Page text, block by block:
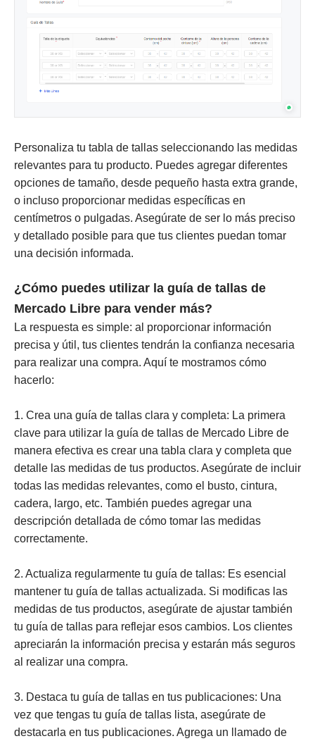
Personaliza tu tabla de tallas seleccionando las medidas
relevantes para tu producto. Puedes agregar diferentes
opciones de tamaño, desde pequeño hasta extra grande,
o incluso proporcionar medidas específicas en
centímetros o pulgadas. Asegúrate de ser lo más preciso
y detallado posible para que tus clientes puedan tomar
una decisión informada.
¿Cómo puedes utilizar la guía de tallas de
Mercado Libre para vender más?
La respuesta es simple: al proporcionar información
precisa y útil, tus clientes tendrán la confianza necesaria
para realizar una compra. Aquí te mostramos cómo
hacerlo:
1. Crea una guía de tallas clara y completa: La primera
clave para utilizar la guía de tallas de Mercado Libre de
manera efectiva es crear una tabla clara y completa que
detalle las medidas de tus productos. Asegúrate de incluir
todas las medidas relevantes, como el busto, cintura,
cadera, largo, etc. También puedes agregar una
descripción detallada de cómo tomar las medidas
correctamente.
2. Actualiza regularmente tu guía de tallas: Es esencial
mantener tu guía de tallas actualizada. Si modificas las
medidas de tus productos, asegúrate de ajustar también
tu guía de tallas para reflejar esos cambios. Los clientes
apreciarán la información precisa y estarán más seguros
al realizar una compra.
3. Destaca tu guía de tallas en tus publicaciones: Una
vez que tengas tu guía de tallas lista, asegúrate de
destacarla en tus publicaciones. Agrega un llamado de